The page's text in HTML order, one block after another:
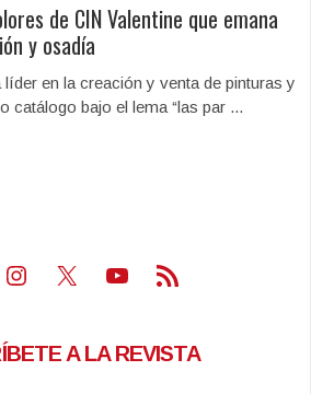
de CIN Valentine que emana
y osadía
en la creación y venta de pinturas y
catálogo bajo el lema “las par ...
Instagram
X Youtube
Feed RSS
A LA REVISTA